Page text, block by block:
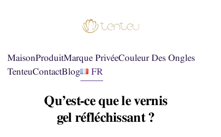
MaisonProduitMarque PrivéeCouleur Des Ongles
TenteuContactBlog FR
Qu’est-ce que le vernis
gel réfléchissant ?